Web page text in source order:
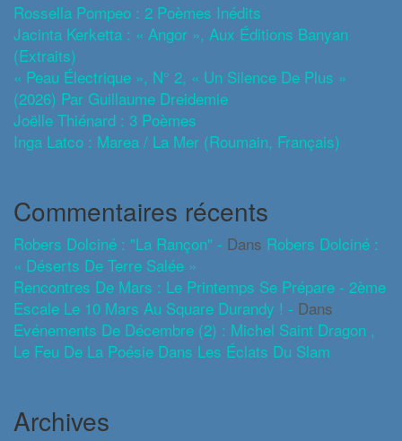
Rossella Pompeo : 2 Poèmes Inédits
Jacinta Kerketta : « Angor », Aux Éditions Banyan
(extraits)
« Peau Électrique », N° 2, « Un Silence De Plus »
(2026) Par Guillaume Dreidemie
Joëlle Thiénard : 3 Poèmes
Inga Latco : Marea / La Mer (roumain, Français)
Commentaires récents
Robers Dolciné : "La Rançon" - Dans Robers Dolciné :
« Déserts De Terre Salée »
Rencontres De Mars : Le Printemps Se Prépare - 2ème
Escale Le 10 Mars Au Square Durandy ! - Dans
Evénements De Décembre (2) : Michel Saint Dragon ,
Le Feu De La Poésie Dans Les Éclats Du Slam
Archives